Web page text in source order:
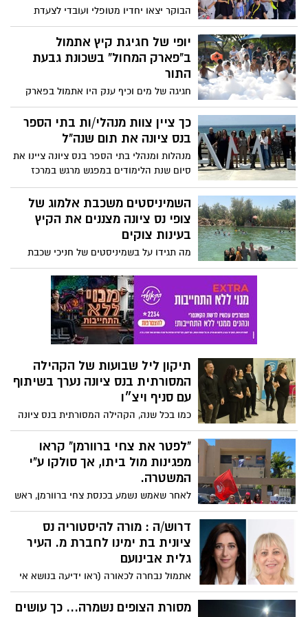
הסתם ילמדו על כך עתה לראשונה) ליד
הבוקר יצאו יחדיו מטופלי ועובדי לצעדת
מחאה סמלית בקירבת ביה"ח הגריאטרי .
המאבק משותף לכולנו, אמרו.
יופי של חגיגת קיץ אתמול
ב"פארק המחול" בשכונת גבעת
התור
חגיגה של מים וכיף ענק היו אתמול בפארק
המחול עם מתקני מים, קצף מרענן ומתנפחים,
כאשר על הבמה המרכזית להקת הבאגיס
במופע שירים וריקודים שמח. הכל כחלק
כך ציין צוות מנהלי/ות בתי הספר
בנס ציונה את תום שנה"ל
מנהלות ומנהלי בתי הספר בנס ציונה ציינו את
סיום שנת הלימודים במפגש מרגש במרכז
פרס לשלום המפגש נפתח בארוחת צהרים
טעימה בהמשך צפו המנהלים בתערוכה של
הצלם זיו קורן שתיעד בכשרון ורגישות את
השמיניסטים משכבת אלמוג של
צופי נס ציונה מצננים את הקיץ
בעינות צוקים
מה תגידו על בשמיניסטים של חניכי שכבת
אלמוג של צופי נס ציונה?. בתום סמינר בנושא
"עוגנים בעבר" הן נסעו לעין גדי לפעולת סיכום
ולא פסחו על טבילה צוננת במי מעיינות עין
פשחה עיינות צוקים.
תיקון ליל שבועות של הקהילה
המסורתית בנס ציונה נערך בשיתוף
עם סניף ויצ״ו
כמו בכל שנה, הקהילה המסורתית בנס ציונה
קיימה (בשיתוף עם סניף ויצ״ו) את ״תיקון
ליל שבועות״. uכאשר אירוע מתחיל בארוחה
חלבית מעולה אין ספק שההמשך היה מרתק.
חברה ואנשים בעיר באתר המקומון נס ציונה
"לפטר את צחי ברוורמן" קראו
מפגינות מול ביתו, אך סולקו ע"י
המשטרה.
לאחר שאמש נשמע בכנסת צחי ברוורמן, ראש
הסגל של נתניהו, כועס על שר הביטחון גלנט
שהצביע נגד חוק הגיוס ודורש לפטרו..
התיצבה היום משמרת מחאה של "נשים בונות
אלטרנטיבה" מול ביתו של צחי ברוורמן בנס
ההשתמטות". אלא שהמשטרה מיהרה לסלקן
דרוש/ה : מורה להיסטוריה נס
ציונית בת ימינו לחברת מ. העיר
גלית אבינועם
אתמול נבחרה לכאורה (ראו ידיעה בנושא אי
חוקיות הבחירה) חברת מ. העיר גלית אבינועם
ליו"ר ועדות כספים ומכרזים ומיד מיהרה
מסורת הצופים נשמרה... כך עושים